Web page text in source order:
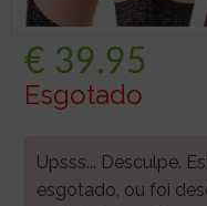
€ 39.95
Esgotado
Upsss... Desculpe.
esgotado, ou foi